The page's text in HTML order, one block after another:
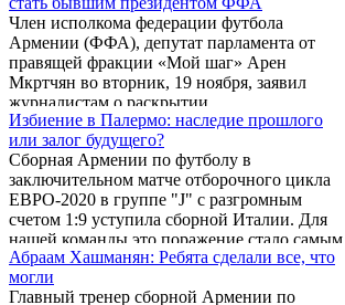
национальной безопасности (СНБ),
председатель Федерации футбола Армении
(ФФА) Артур Ванецян.
Член исполкома федерации футбола
Армении (ФФА), депутат парламента от
правящей фракции «Мой шаг» Арен
Мкртчян во вторник, 19 ноября, заявил
журналистам о раскрытии
правоохранителями целой схемы
договорных матчей в стране.
Избиение в Палермо: наследие прошлого
или залог будущего?
Сборная Армении по футболу в
заключительном матче отборочного цикла
ЕВРО-2020 в группе "J" с разгромным
счетом 1:9 уступила сборной Италии. Для
нашей команды это поражение стало самым
крупным в истории. Ранее национальная
сборная со счетом 0:7 проигрывала
командам Чили и Грузии в товарищеских
Абраам Хашманян: Ребята сделали все, что
могли
Главный тренер сборной Армении по